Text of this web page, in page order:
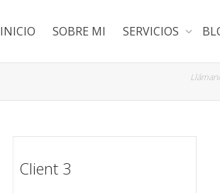
INICIO SOBRE MI SERVICIOS
Client 3